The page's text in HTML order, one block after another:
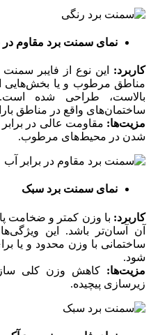
نمای سمنت برد مقاوم در
کاربرد: این نوع از فایبر
مناطق مرطوب و یا
بالاست، طراحی شده
ساختمان‌های واقع در مناطق
مزیت‌ها: مقاومت عالی در
شدن در محیط‌های مرطوب.
نمای سمنت برد سبک
کاربرد: با وزن کمتر و ضخامت
آن آسان‌تر باشد. این
ساختمانی با وزن محدود و یا
شود.
مزیت‌ها: کاهش وزن کلی
زیرسازی پیچیده.